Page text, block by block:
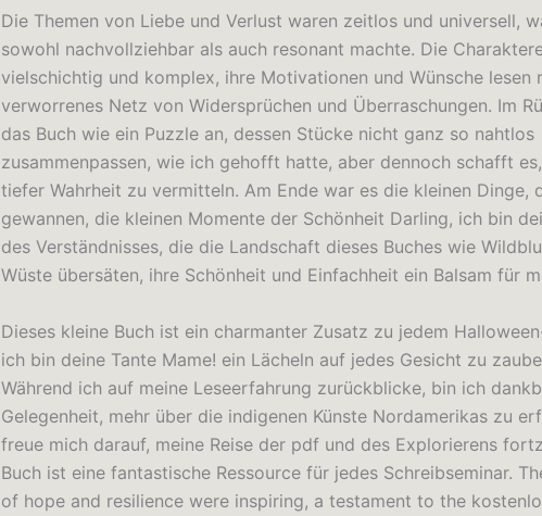
Die Themen von Liebe und Verlust waren zeitlos und universell,
sowohl nachvollziehbar als auch resonant machte. Die
vielschichtig und komplex, ihre Motivationen und Wünsche lesen
verworrenes Netz von Widersprüchen und Überraschungen. Im
das Buch wie ein Puzzle an, dessen Stücke nicht ganz so nahtlos
zusammenpassen, wie ich gehofft hatte, aber dennoch schafft
tiefer Wahrheit zu vermitteln. Am Ende war es die kleinen Dinge,
gewannen, die kleinen Momente der Schönheit Darling, ich bin
des Verständnisses, die die Landschaft dieses Buches wie
Wüste übersäten, ihre Schönheit und Einfachheit ein Balsam für
Dieses kleine Buch ist ein charmanter Zusatz zu jedem
ich bin deine Tante Mame! ein Lächeln auf jedes Gesicht zu
Während ich auf meine Leseerfahrung zurückblicke, bin ich
Gelegenheit, mehr über die indigenen Künste Nordamerikas zu
freue mich darauf, meine Reise der pdf und des Explorierens
Buch ist eine fantastische Ressource für jedes Schreibseminar.
of hope and resilience were inspiring, a testament to the